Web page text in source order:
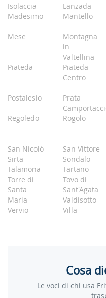
Isolaccia
Lanzada
Madesimo
Mantello
Mese
Montagna
in
Valtellina
Piateda
Piateda
Centro
Postalesio
Prata
Regoledo
Rogolo
San Nicolò
San Vittore
Sirta
Sondalo
Talamona
Tartano
Torre di
Santa
Maria
Tovo di
Sant'Agata
Valdisotto
Vervio
Villa
Cosa
Le voci di chi usa